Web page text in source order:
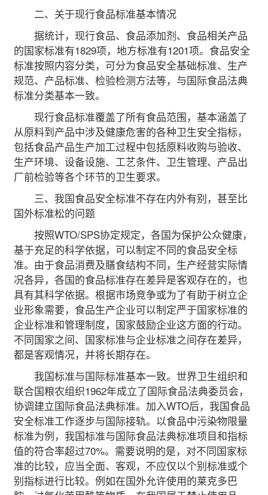
二、关于现行食品标准基本情况
据统计，现行食品、食品添加剂、食品相关产品
的国家标准有1829项，地方标准有1201项。食品安全
标准按照内容分类，可分为食品安全基础标准、生产
规范、产品标准、检验检测方法等，与国际食品法典
标准分类基本一致。
现行食品标准覆盖了所有食品范围，基本涵盖了
从原料到产品中涉及健康危害的各种卫生安全指标，
包括食品产品生产加工过程中包括原料收购与验收、
生产环境、设备设施、工艺条件、卫生管理、产品出
厂前检验等各个环节的卫生要求。
三、我国食品安全标准不存在内外有别，甚至比
国外标准松的问题
按照WTO/SPS协定规定，各国为保护公众健康，
基于充足的科学依据，可以制定不同的食品安全标
准。由于食品消费及膳食结构不同，生产经营实际情
况各异，各国的食品标准存在差异是客观存在的，也
具有其科学依据。根据市场竞争或为了有助于树立企
业形象需要，食品生产企业可以制定严于国家标准的
企业标准和管理制度，国家鼓励企业这方面的行动。
不同国家之间、国家标准与企业标准之间存在差异，
都是客观情况，并将长期存在。
我国标准与国际标准基本一致。世界卫生组织和
联合国粮农组织1962年成立了国际食品法典委员会，
协调建立国际食品法典标准。加入WTO后，我国食品
安全标准工作逐步与国际接轨。以食品中污染物限量
标准为例，我国标准与国际食品法典标准项目和指标
值的符合率超过70%。需要说明的是，对不同国家标
准的比较，应当全面、客观，不应仅以个别标准或个
别指标进行比较。例如在国外允许使用的莱克多巴